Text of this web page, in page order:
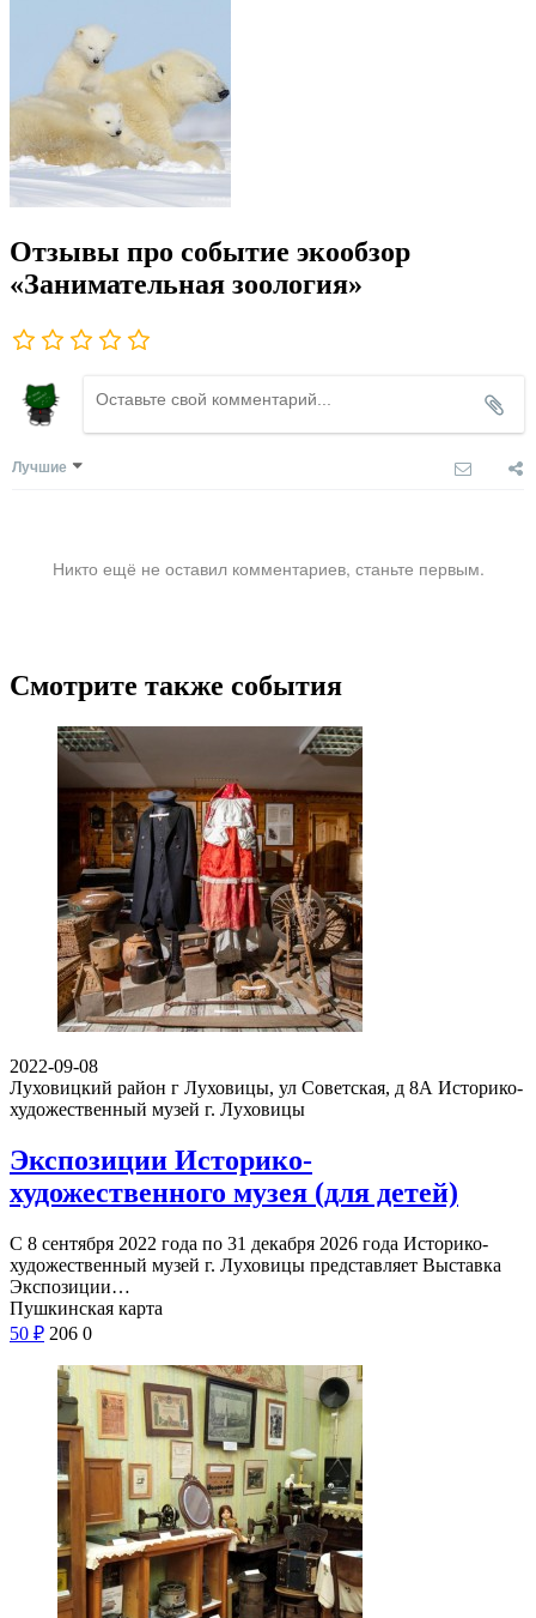
Отзывы про событие экообзор
«Занимательная зоология»
Лучшие
Никто ещё не оставил комментариев, станьте первым.
Смотрите также события
2022-09-08
Луховицкий район г Луховицы, ул Советская, д 8А Историко-
художественный музей г. Луховицы
Экспозиции Историко-
художественного музея (для детей)
С 8 сентября 2022 года по 31 декабря 2026 года Историко-
художественный музей г. Луховицы представляет Выставка
Экспозиции…
Пушкинская карта
50 ₽ 206 0